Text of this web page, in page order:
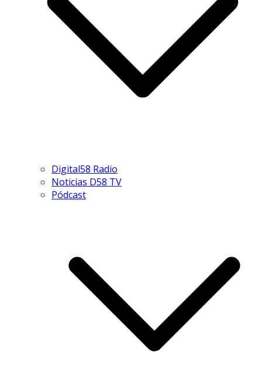
Digital58 Radio
Noticias D58 TV
Pódcast